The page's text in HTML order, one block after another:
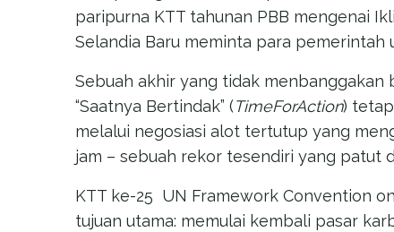
paripurna KTT tahunan PBB mengenai
Selandia Baru meminta para pemerintah
Sebuah akhir yang tidak
“Saatnya Bertindak” (TimeForAction)
melalui negosiasi alot tertutup yang
jam – sebuah rekor tesendiri yang patut
KTT ke-25 UN Framework Convention
tujuan utama: memulai kembali pasar